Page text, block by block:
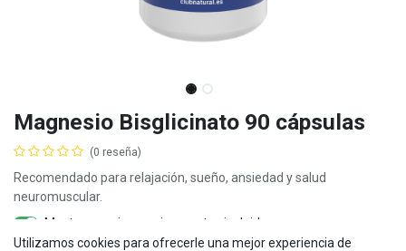
Magnesio Bisglicinato 90 cápsulas
(0 reseña)
Recomendado para relajación, sueño, ansiedad y salud
neuromuscular.
Mostrar precios con impuestos incluidos
Utilizamos cookies para ofrecerle una mejor experiencia de